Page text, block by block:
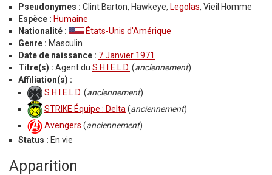
Pseudonymes : Clint Barton, Hawkeye, Legolas, Vieil Homme
Espèce : Humaine
Nationalité :
États-Unis d'Amérique
Genre : Masculin
Date de naissance : 7 Janvier 1971
Titre(s) : Agent du S.H.I.E.L.D. (anciennement)
Affiliation(s) :
S.H.I.E.L.D. (anciennement)
STRIKE Équipe : Delta (anciennement)
Avengers (anciennement)
Status : En vie
Apparition